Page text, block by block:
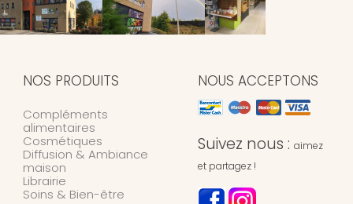
NOS PRODUITS
Compléments
alimentaires
Cosmétiques
Diffusion & Ambiance
maison
Librairie
Soins & Bien-être
NOUS ACCEPTONS
Suivez nous : aimez
et partagez !